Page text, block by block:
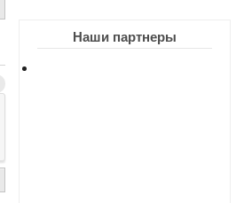
Наши партнеры